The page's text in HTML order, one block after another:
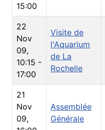
15:00
22
Nov
09,
10:15 -
17:00
Visite de
l'Aquarium
de La
Rochelle
21
Nov
09,
Assemblée
Générale